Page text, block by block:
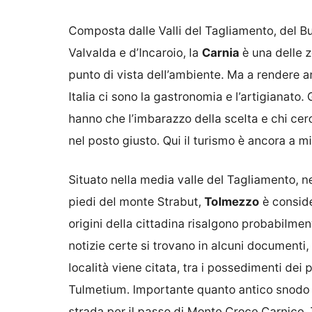
Composta dalle Valli del Tagliamento, del
Valvalda e d’Incaroio, la Carnia è una delle
punto di vista dell’ambiente. Ma a rendere
Italia ci sono la gastronomia e
hanno che l’imbarazzo della scelta e chi
nel posto giusto. Qui il turismo è ancora a
Situato nella media valle del Tagliamento,
piedi del monte Strabut, Tolmezzo è
origini della cittadina risalgono
notizie certe si trovano in alcuni
località viene citata, tra i possedimenti dei
Tulmetium. Importante quanto antico